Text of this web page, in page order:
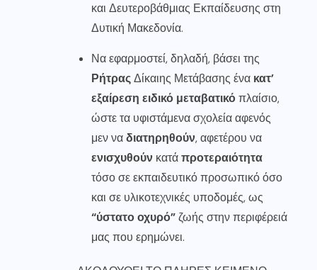
και Δευτεροβάθμιας Εκπαίδευσης στη
Δυτική Μακεδονία.
Να εφαρμοστεί, δηλαδή, βάσει της
ΡήτραςΔίκαιης Μετάβασης ένα κατ’
εξαίρεση ειδικό μεταβατικόπλαίσιο,
ώστε τα υφιστάμενα σχολεία αφενός
μεν ναδιατηρηθούν, αφετέρου να
ενισχυθούν κατάπροτεραιότητα
τόσο σε εκπαιδευτικό προσωπικό όσο
και σε υλικοτεχνικές υποδομές, ως
“ύστατο οχυρό”ζωής στην περιφέρειά
μας που ερημώνει.